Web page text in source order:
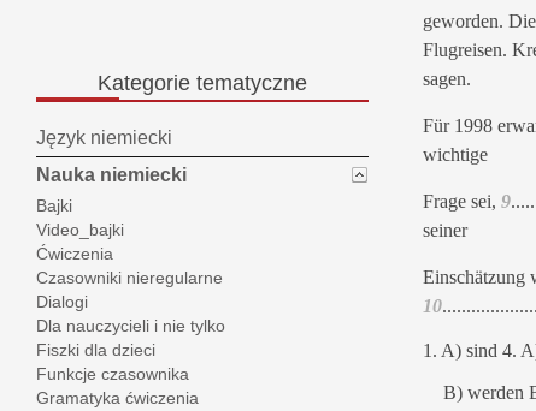
geworden.
Flugreisen.
sagen.
Für 1998
wichtige
Frage sei, 9
seiner
Einschätzung
10
1. A) sind 4.
B) werden
Kategorie tematyczne
Język niemiecki
Nauka niemiecki
Bajki
Video_bajki
Ćwiczenia
Czasowniki nieregularne
Dialogi
Dla nauczycieli i nie tylko
Fiszki dla dzieci
Funkcje czasownika
Gramatyka ćwiczenia